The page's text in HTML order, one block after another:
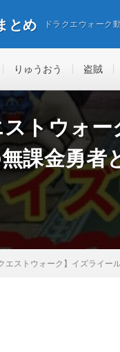
とめ ドラクエウォーク
りゅうおう 盗賊
ストウォ
課金勇者
エストウォーク】イズライー